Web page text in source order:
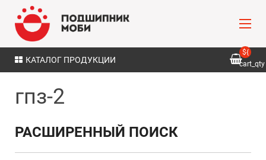
КАТАЛОГ ПРОДУКЦИИ
${
cart_qty
гпз-2
РАСШИРЕННЫЙ ПОИСК